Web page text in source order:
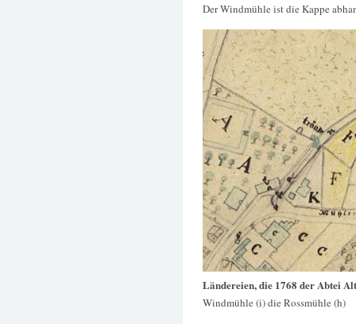
Der Windmühle ist die Kappe
Ländereien, die 1768 der Abtei
Windmühle (i) die Rossmühle (h)